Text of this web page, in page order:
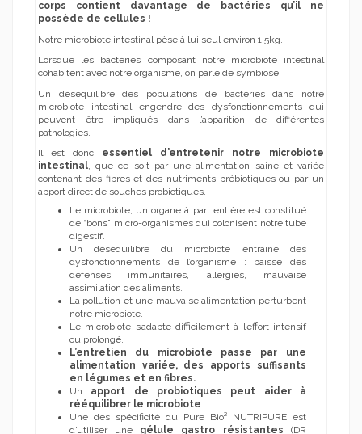
corps contient davantage de bactéries qu’il ne
possède de cellules !
Notre microbiote intestinal pèse à lui seul environ 1,5kg.
Lorsque les bactéries composant notre microbiote intestinal
cohabitent avec notre organisme, on parle de symbiose.
Un déséquilibre des populations de bactéries dans notre
microbiote intestinal engendre des dysfonctionnements qui
peuvent être impliqués dans l’apparition de différentes
pathologies.
Il est donc essentiel d’entretenir notre microbiote
intestinal, que ce soit par une alimentation saine et variée
contenant des fibres et des nutriments prébiotiques ou par un
apport direct de souches probiotiques.
Le microbiote, un organe à part entière est constitué
de “bons” micro-organismes qui colonisent notre tube
digestif.
Un déséquilibre du microbiote entraîne des
dysfonctionnements de l’organisme : baisse des
défenses immunitaires, allergies, mauvaise
assimilation des aliments.
La pollution et une mauvaise alimentation perturbent
notre microbiote.
Le microbiote s’adapte difficilement à l’effort intensif
ou prolongé.
L’entretien du microbiote passe par une
alimentation variée, des apports suffisants
en légumes et en fibres.
Un apport de probiotiques peut aider à
rééquilibrer le microbiote.
Une des spécificité du Pure Bio² NUTRIPURE est
d’utiliser une gélule gastro résistantes (DR